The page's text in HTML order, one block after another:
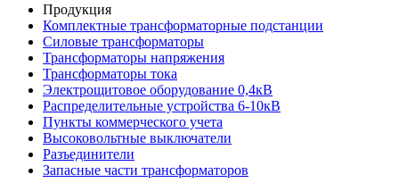
Продукция
Комплектные трансформаторные подстанции
Силовые трансформаторы
Трансформаторы напряжения
Трансформаторы тока
Электрощитовое оборудование 0,4кВ
Распределительные устройства 6-10кВ
Пункты коммерческого учета
Высоковольтные выключатели
Разъединители
Запасные части трансформаторов